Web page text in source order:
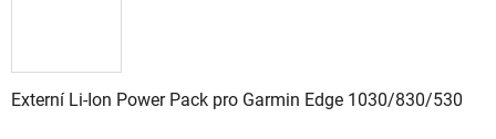
Externí Li-Ion Power Pack pro Garmin Edge 1030/830/530